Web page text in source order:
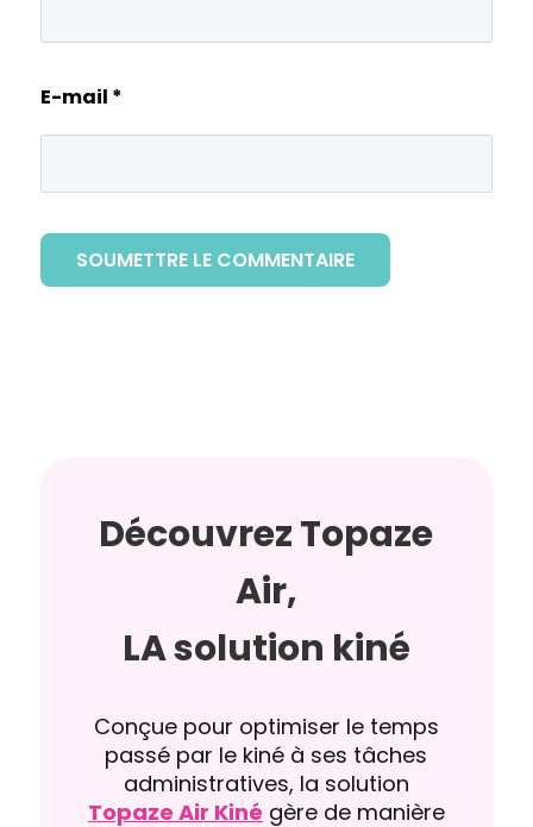
E-mail *
SOUMETTRE LE COMMENTAIRE
Découvrez Topaze
Air,
LA solution kiné
Conçue pour optimiser le temps
passé par le kiné à ses tâches
administratives, la solution
Topaze Air Kiné gère de manière